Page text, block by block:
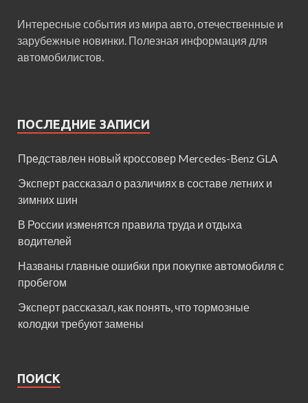
Интересные события из мира авто, отечественные и
зарубежные новинки. Полезная информация для
автомобилистов.
ПОСЛЕДНИЕ ЗАПИСИ
Представлен новый кроссовер Mercedes-Benz GLA
Эксперт рассказал о различиях в составе летних и
зимних шин
В России изменятся правила труда и отдыха
водителей
Названы главные ошибки при покупке автомобиля с
пробегом
Эксперт рассказал, как понять, что тормозные
колодки требуют замены
ПОИСК